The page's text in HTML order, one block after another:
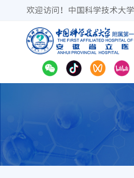
欢迎访问！中国科学技术大